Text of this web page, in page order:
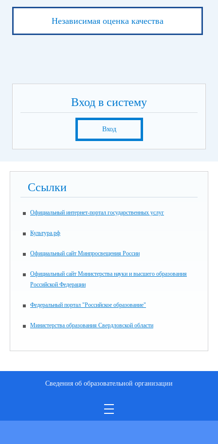
Независимая оценка качества
Вход в систему
Вход
Ссылки
Официальный интернет-портал государственных услуг
Культура.рф
Официальный сайт Минпросвещения России
Официальный сайт Министерства науки и высшего образования
Российской Федерации
Федеральный портал "Российское образование"
Министерства образования Свердловской области
Сведения об образовательной организации